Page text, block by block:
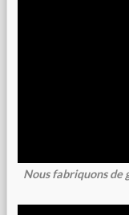
Nous fabriquons de